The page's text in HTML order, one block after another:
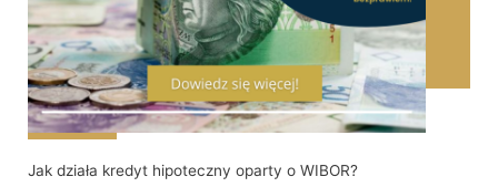
Jak działa kredyt hipoteczny oparty o WIBOR?